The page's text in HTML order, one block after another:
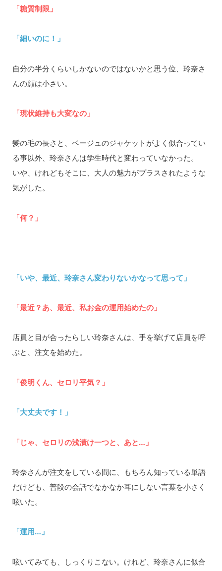
「糖質制限」
「細いのに！」
自分の半分くらいしかないのではないかと思う位、玲奈さ
んの顔は小さい。
「現状維持も大変なの」
髪の毛の長さと、ベージュのジャケットがよく似合ってい
る事以外、玲奈さんは学生時代と変わっていなかった。
いや、けれどもそこに、大人の魅力がプラスされたような
気がした。
「何？」
「いや、最近、玲奈さん変わりないかなって思って」
「最近？あ、最近、私お金の運用始めたの」
店員と目が合ったらしい玲奈さんは、手を挙げて店員を呼
ぶと、注文を始めた。
「俊明くん、セロリ平気？」
「大丈夫です！」
「じゃ、セロリの浅漬け一つと、あと…」
玲奈さんが注文をしている間に、もちろん知っている単語
だけども、普段の会話でなかなか耳にしない言葉を小さく
呟いた。
「運用…」
呟いてみても、しっくりこない。けれど、玲奈さんに似合